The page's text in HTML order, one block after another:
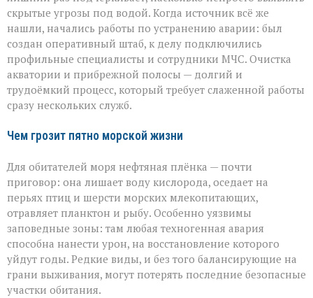
скрытые угрозы под водой. Когда источник всё же
нашли, начались работы по устранению аварии: был
создан оперативный штаб, к делу подключились
профильные специалисты и сотрудники МЧС. Очистка
акватории и прибрежной полосы — долгий и
трудоёмкий процесс, который требует слаженной работы
сразу нескольких служб.
Чем грозит пятно морской жизни
Для обитателей моря нефтяная плёнка — почти
приговор: она лишает воду кислорода, оседает на
перьях птиц и шерсти морских млекопитающих,
отравляет планктон и рыбу. Особенно уязвимы
заповедные зоны: там любая техногенная авария
способна нанести урон, на восстановление которого
уйдут годы. Редкие виды, и без того балансирующие на
грани выживания, могут потерять последние безопасные
участки обитания.